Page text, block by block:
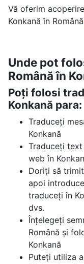
Vă oferim
Konkană în Română
Unde pot
Română în
Poți folosi
Konkană para:
Traduceți
Konkană
Traduceți
web în
Doriți să
apoi
traduceți în
dvs.
Înțelegeți
Română și
Konkană
Puteți utiliza